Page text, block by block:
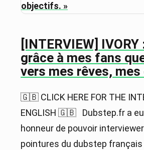
[INTERVIEW] IVORY
grâce à mes fans
vers mes rêves,
🇬🇧 CLICK HERE FOR THE
ENGLISH 🇬🇧 Dubstep.fr a eu
honneur de pouvoir
pointures du dubstep français